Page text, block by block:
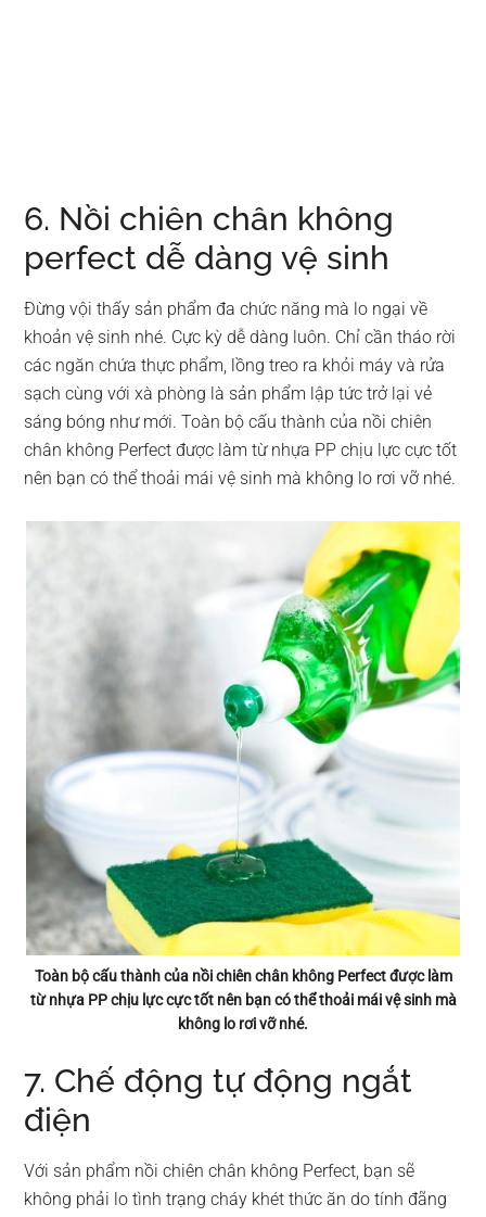
6. Nồi chiên chân không
perfect dễ dàng vệ sinh
Đừng vội thấy sản phẩm đa chức năng mà lo ngại về
khoản vệ sinh nhé. Cực kỳ dễ dàng luôn. Chỉ cần tháo rời
các ngăn chứa thực phẩm, lồng treo ra khỏi máy và rửa
sạch cùng với xà phòng là sản phẩm lập tức trở lại vẻ
sáng bóng như mới. Toàn bộ cấu thành của nồi chiên
chân không Perfect được làm từ nhựa PP chịu lực cực tốt
nên bạn có thể thoải mái vệ sinh mà không lo rơi vỡ nhé.
Toàn bộ cấu thành của nồi chiên chân không Perfect được làm
từ nhựa PP chịu lực cực tốt nên bạn có thể thoải mái vệ sinh mà
không lo rơi vỡ nhé.
7. Chế động tự động ngắt
điện
Với sản phẩm nồi chiên chân không Perfect, bạn sẽ
không phải lo tình trạng cháy khét thức ăn do tính đãng